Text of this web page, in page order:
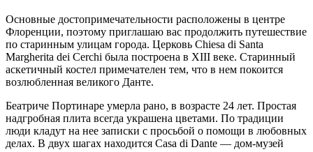
Основные достопримечательности расположены в центре
Флоренции, поэтому приглашаю вас продолжить путешествие
по старинным улицам города. Церковь Chiesa di Santa
Margherita dei Cerchi была построена в XIII веке. Старинный
аскетичный костел примечателен тем, что в нем покоится
возлюбленная великого Данте.
Беатриче Портинаре умерла рано, в возрасте 24 лет. Простая
надгробная плита всегда украшена цветами. По традиции
люди кладут на нее записки с просьбой о помощи в любовных
делах. В двух шагах находится Сasa di Dante — дом-музей